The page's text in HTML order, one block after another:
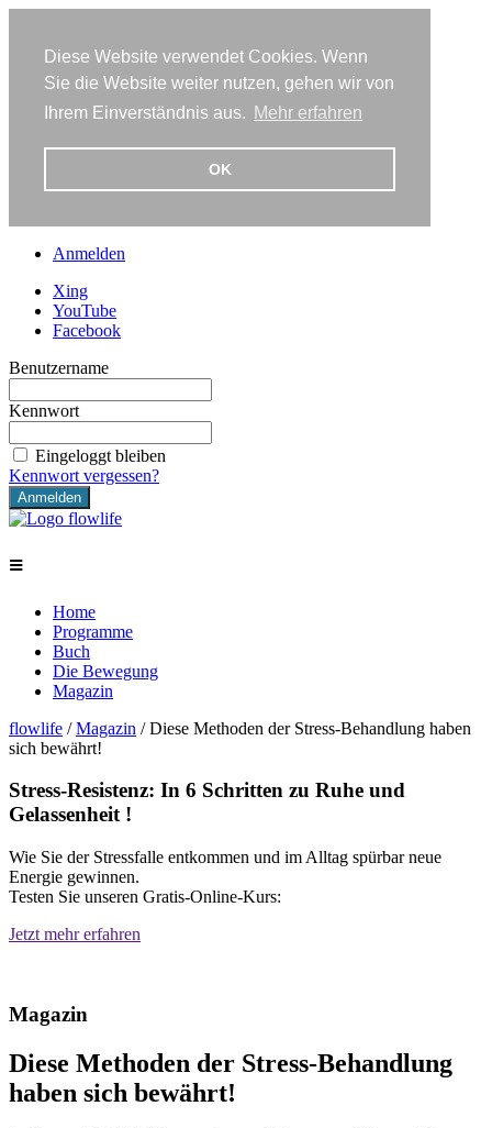
Diese Website verwendet Cookies. Wenn
Sie die Website weiter nutzen, gehen wir von
Ihrem Einverständnis aus. Mehr erfahren
OK
Anmelden
Xing
YouTube
Facebook
Benutzername
Kennwort
Eingeloggt bleiben
Kennwort vergessen?
≡
Home
Programme
Buch
Die Bewegung
Magazin
flowlife /Magazin /Diese Methoden der Stress-Behandlung haben
sich bewährt!
Stress-Resistenz: In 6 Schritten zu Ruhe und
Gelassenheit !
Wie Sie der Stressfalle entkommen und im Alltag spürbar neue
Energie gewinnen.
Testen Sie unseren Gratis-Online-Kurs:
Jetzt mehr erfahren
Magazin
Diese Methoden der Stress-Behandlung
haben sich bewährt!